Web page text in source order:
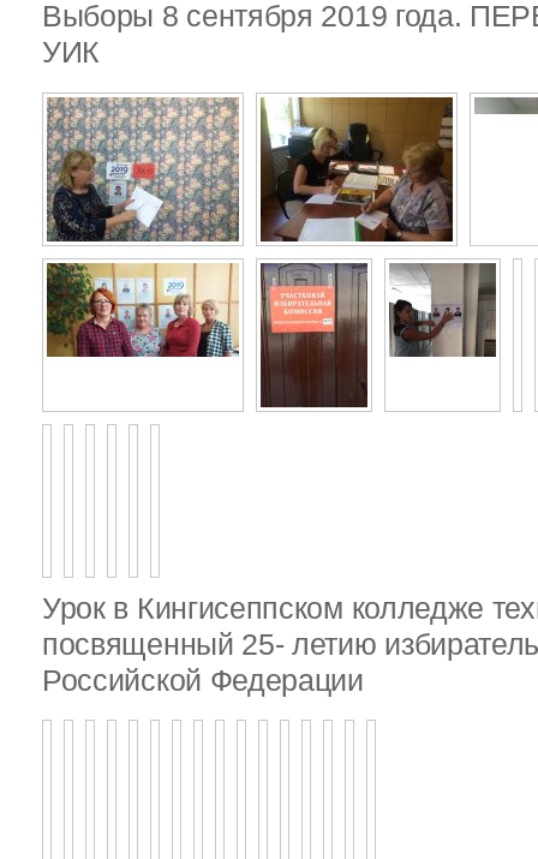
Выборы 8 сентября 2019 года.
УИК
Урок в Кингисеппском колледже
посвященный 25- летию
Российской Федерации